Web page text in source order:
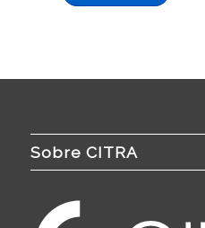
Sobre CITRA